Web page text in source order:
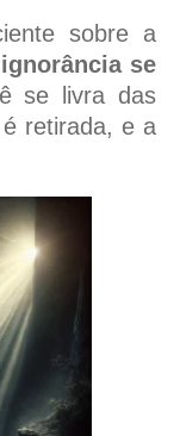
sobre a
se
se livra das
retirada, e a